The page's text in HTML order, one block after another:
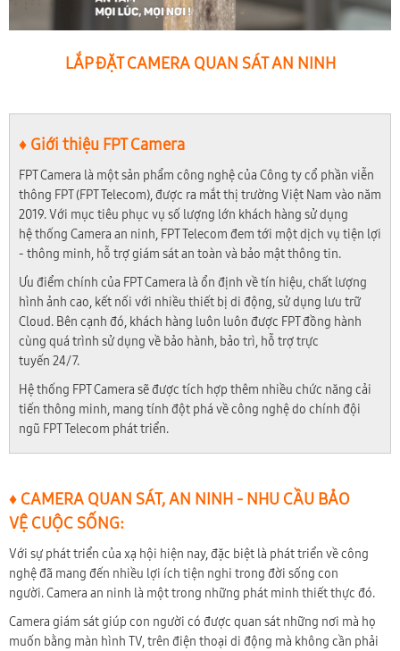
LẮP ĐẶT CAMERA QUAN SÁT AN NINH
♦ Giới thiệu FPT Camera
FPT Camera là một sản phẩm công nghệ của Công ty cổ phần viễn
thông FPT (FPT Telecom), được ra mắt thị trường Việt Nam vào năm
2019. Với mục tiêu phục vụ số lượng lớn khách hàng sử dụng
hệ thống Camera an ninh, FPT Telecom đem tới một dịch vụ tiện lợi
- thông minh, hỗ trợ giám sát an toàn và bảo mật thông tin.
Ưu điểm chính của FPT Camera là ổn định về tín hiệu, chất lượng
hình ảnh cao, kết nối với nhiều thiết bị di động, sử dụng lưu trữ
Cloud. Bên cạnh đó, khách hàng luôn luôn được FPT đồng hành
cùng quá trình sử dụng về bảo hành, bảo trì, hỗ trợ trực
tuyến 24/7.
Hệ thống FPT Camera sẽ được tích hợp thêm nhiều chức năng cải
tiến thông minh, mang tính đột phá về công nghệ do chính đội
ngũ FPT Telecom phát triển.
♦ CAMERA QUAN SÁT, AN NINH - NHU CẦU BẢO
VỆ CUỘC SỐNG:
Với sự phát triển của xạ hội hiện nay, đặc biệt là phát triển về công
nghệ đã mang đến nhiều lợi ích tiện nghi trong đời sống con
người. Camera an ninh là một trong những phát minh thiết thực đó.
Camera giám sát giúp con người có được quan sát những nơi mà họ
muốn bằng màn hình TV, trên điện thoại di động mà không cần phải